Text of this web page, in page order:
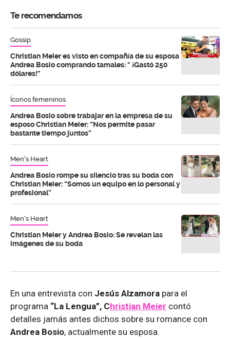
Te recomendamos
Gossip
Christian Meier es visto en compañía de su esposa
Andrea Bosio comprando tamales: " ¡Gastó 250
dólares!"
Íconos femeninos
Andrea Bosio sobre trabajar en la empresa de su
esposo Christian Meier: “Nos permite pasar
bastante tiempo juntos”
Men's Heart
Andrea Bosio rompe su silencio tras su boda con
Christian Meier: “Somos un equipo en lo personal y
profesional”
Men's Heart
Christian Meier y Andrea Bosio: Se revelan las
imágenes de su boda
En una entrevista con Jesús Alzamora para el
programa “La Lengua”, Christian Meier contó
detalles jamás antes dichos sobre su romance con
Andrea Bosio, actualmente su esposa.